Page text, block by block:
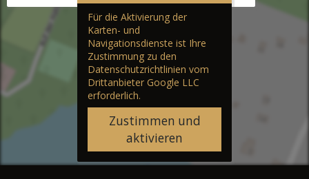
Für die Aktivierung der
Karten- und
Navigationsdienste ist Ihre
Zustimmung zu den
Datenschutzrichtlinien vom
Drittanbieter Google LLC
erforderlich.
Zustimmen und
aktivieren